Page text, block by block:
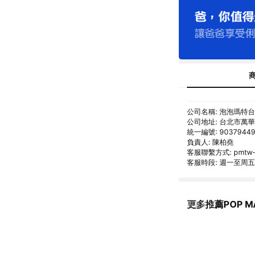
公司名稱: 泡泡瑪特台
公司地址: 台北市萬
統一編號: 90379449
負責人: 陳柏堯
客服聯繫方式:
客服時段: 週一至周
更多推薦POP
看更多